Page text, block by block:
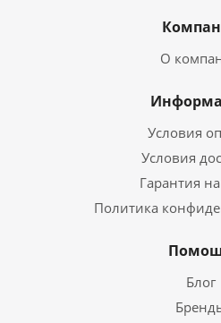
О
Условия
Условия
Гарантия
Политика
Блог